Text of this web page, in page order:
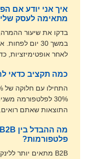
איך אני יודע אם
מתאימה לעסק
בדקו את שיעור
במשך 30 יום
לאחר אופטימיזציות,
כמה תקציב כדאי
התוצאות שאתם רואים.
פלטפורמות?